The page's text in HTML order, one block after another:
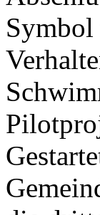
Symbol